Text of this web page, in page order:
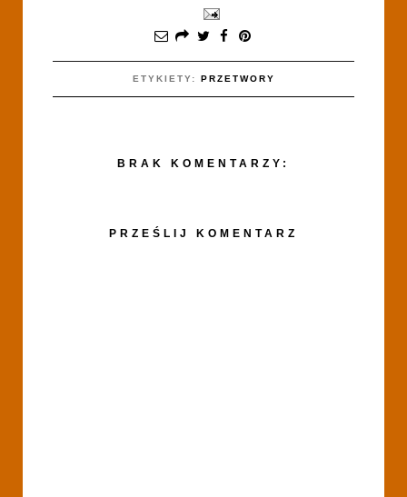
ETYKIETY: PRZETWORY
BRAK KOMENTARZY:
PRZEŚLIJ KOMENTARZ